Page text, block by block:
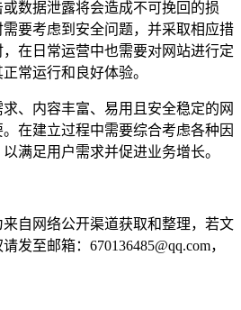
数据泄露将会造成不可挽回的损
要考虑到安全问题，并采取相应措
在日常运营中也需要对网站进行定
常运行和良好体验。
、内容丰富、易用且安全稳定的网
在建立过程中需要综合考虑各种因
满足用户需求并促进业务增长。
自网络公开渠道获取和整理，若文
发至邮箱：670136485@qq.com，